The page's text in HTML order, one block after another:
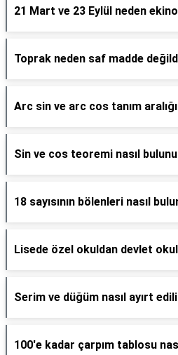
21 Mart ve 23 Eylül neden
Toprak neden saf madde
Arc sin ve arc cos tanım
Sin ve cos teoremi nasıl
18 sayısının bölenleri nasıl
Lisede özel okuldan devlet
Serim ve düğüm nasıl ayırt
100'e kadar çarpım tablosu